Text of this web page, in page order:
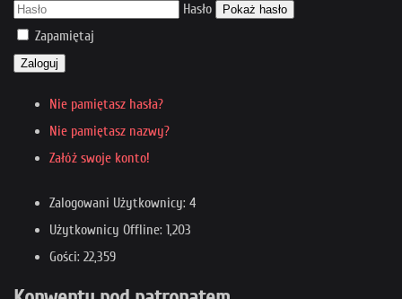
Hasło
Pokaż hasło
Zapamiętaj
Zaloguj
Nie pamiętasz hasła?
Nie pamiętasz nazwy?
Załóż swoje konto!
Zalogowani Użytkownicy: 4
Użytkownicy Offline: 1,203
Gości: 22,359